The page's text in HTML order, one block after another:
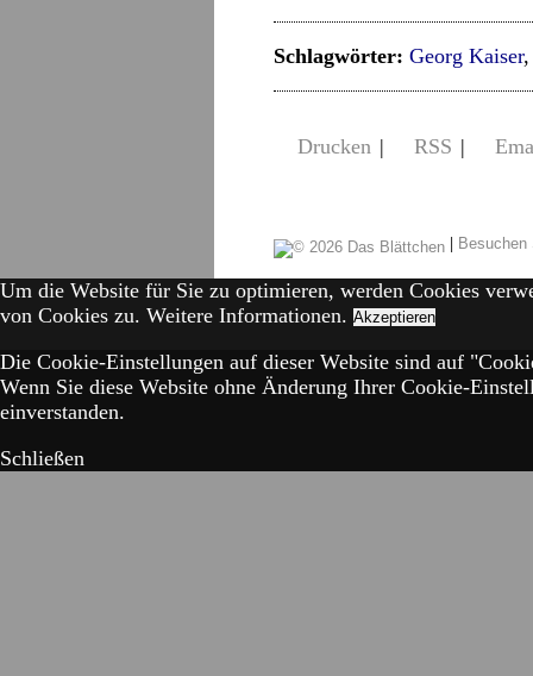
Schlagwörter: Georg Kaiser
Drucken | RSS |
|
Um die Website für Sie zu optimieren, werden Cookies
von Cookies zu. Weitere Informationen. Akzeptieren
Die Cookie-Einstellungen auf dieser Website sind auf
Wenn Sie diese Website ohne Änderung Ihrer Cookie-
einverstanden.
Schließen